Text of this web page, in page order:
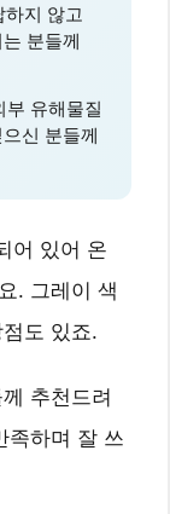
하지 않고
분들께
부 유해물질
신 분들께
어 있어 온
. 그레이 색
도 있죠.
추천드려
족하며 잘 쓰